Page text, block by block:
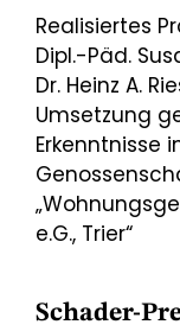
Realisiertes
Dipl.-Päd.
Dr. Heinz A.
Umsetzung
Erkenntnisse
e.G., Trier“
Schader-